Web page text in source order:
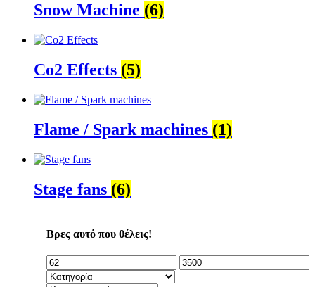
Snow Machine (6)
Co2 Effects (5)
Flame / Spark machines (1)
Stage fans (6)
Βρες αυτό που θέλεις!